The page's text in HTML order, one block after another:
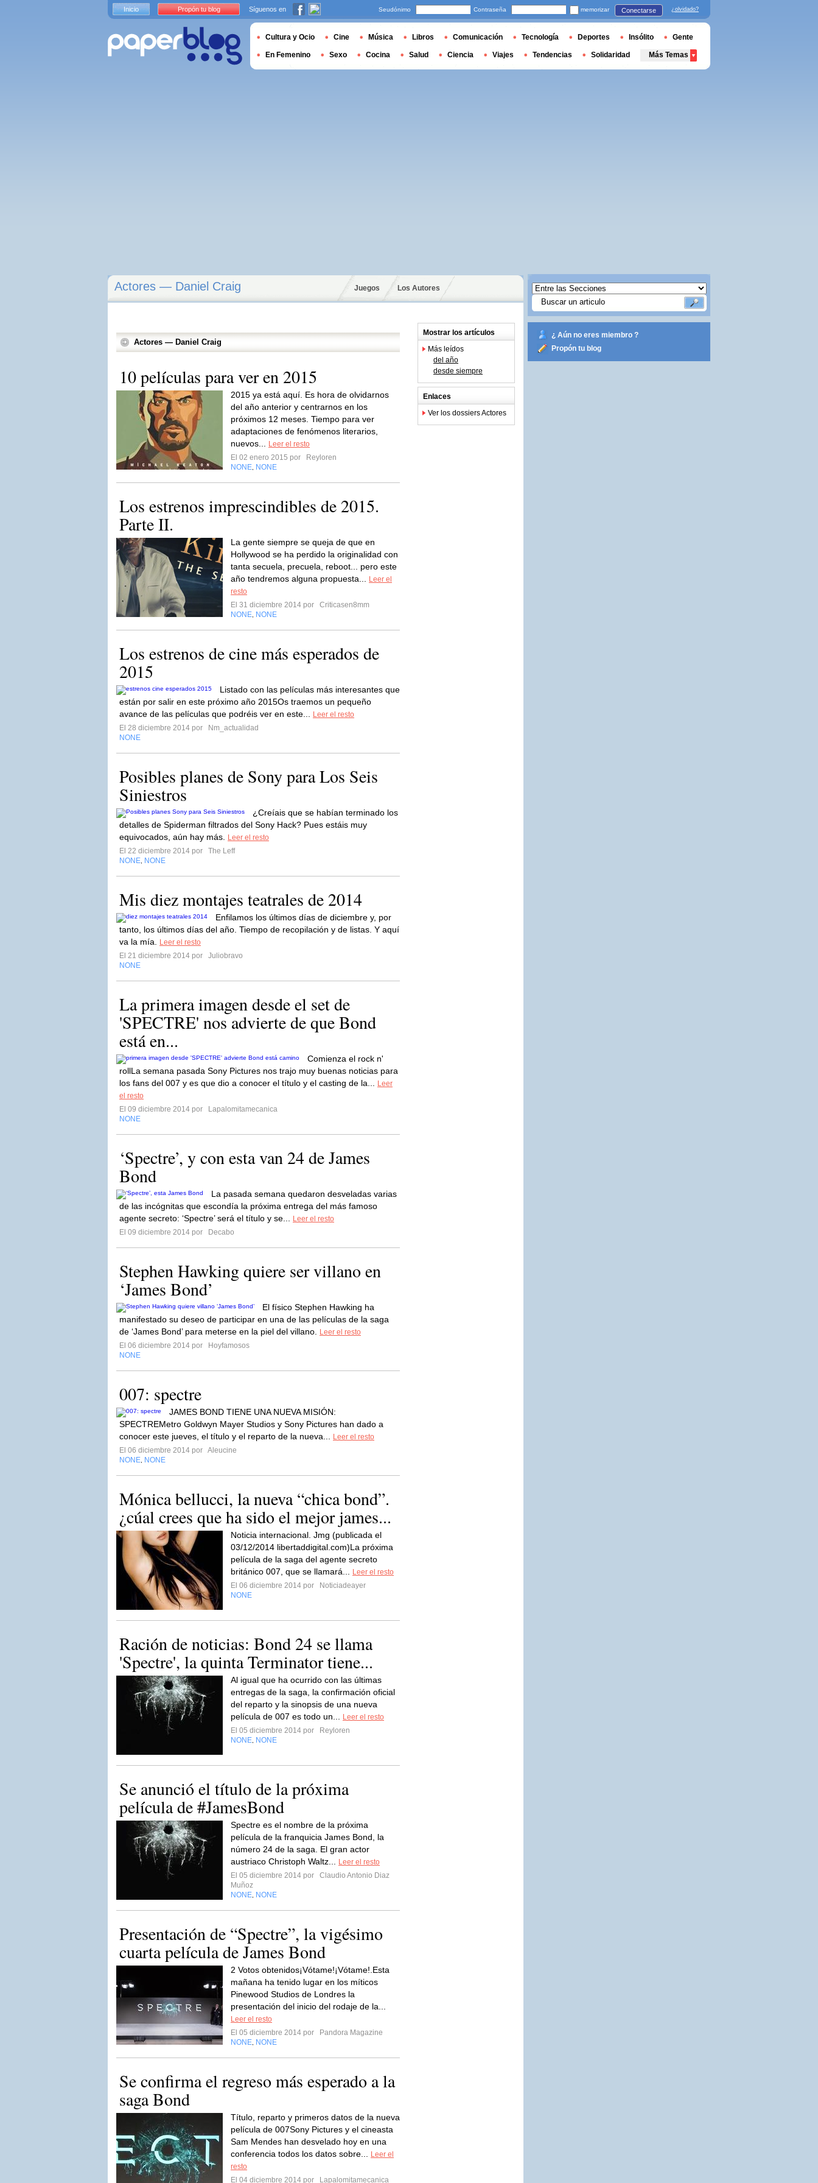
Actores — Daniel Craig Juegos Los Autores
Actores — Daniel Craig
10 películas para ver en 2015
2015 ya está aquí. Es hora de olvidarnos
del año anterior y centrarnos en los
próximos 12 meses. Tiempo para ver
adaptaciones de fenómenos literarios,
nuevos...
Leer el resto
El 02 enero 2015 por
Reyloren
NONE NONE
Los estrenos imprescindibles de 2015.
Parte II.
La gente siempre se queja de que en
Hollywood se ha perdido la originalidad con
tanta secuela, precuela, reboot... pero este
año tendremos alguna propuesta...
Leer el
resto
El 31 diciembre 2014 por
Criticasen8mm
NONE NONE
Los estrenos de cine más esperados de
2015
Listado con las películas más interesantes que
están por salir en este próximo año 2015Os traemos un pequeño
avance de las películas que podréis ver en este...
Leer el resto
El 28 diciembre 2014 por
Nm_actualidad
NONE
Posibles planes de Sony para Los Seis
Siniestros
¿Creíais que se habían terminado los
detalles de Spiderman filtrados del Sony Hack? Pues estáis muy
equivocados, aún hay más.
Leer el resto
El 22 diciembre 2014 por
The Leff
NONE NONE
Mis diez montajes teatrales de 2014
Enfilamos los últimos días de diciembre y, por
tanto, los últimos días del año. Tiempo de recopilación y de listas. Y aquí
va la mía.
Leer el resto
El 21 diciembre 2014 por
Juliobravo
NONE
La primera imagen desde el set de
'SPECTRE' nos advierte de que Bond
está en...
Comienza el rock n'
rollLa semana pasada Sony Pictures nos trajo muy buenas noticias para
los fans del 007 y es que dio a conocer el título y el casting de la...
Leer
el resto
El 09 diciembre 2014 por
Lapalomitamecanica
NONE
‘Spectre’, y con esta van 24 de James
Bond
La pasada semana quedaron desveladas varias
de las incógnitas que escondía la próxima entrega del más famoso
agente secreto: ‘Spectre’ será el título y se...
Leer el resto
El 09 diciembre 2014 por
Decabo
Stephen Hawking quiere ser villano en
‘James Bond’
El físico Stephen Hawking ha
manifestado su deseo de participar en una de las películas de la saga
de ‘James Bond’ para meterse en la piel del villano.
Leer el resto
El 06 diciembre 2014 por
Hoyfamosos
NONE
007: spectre
JAMES BOND TIENE UNA NUEVA MISIÓN:
SPECTREMetro Goldwyn Mayer Studios y Sony Pictures han dado a
conocer este jueves, el título y el reparto de la nueva...
Leer el resto
El 06 diciembre 2014 por Aleucine
NONE NONE
Mónica bellucci, la nueva “chica bond”.
¿cúal crees que ha sido el mejor james...
Noticia internacional. Jmg (publicada el
03/12/2014 libertaddigital.com)La próxima
película de la saga del agente secreto
británico 007, que se llamará...
Leer el resto
El 06 diciembre 2014 por
Noticiadeayer
NONE
Ración de noticias: Bond 24 se llama
'Spectre', la quinta Terminator tiene...
Al igual que ha ocurrido con las últimas
entregas de la saga, la confirmación oficial
del reparto y la sinopsis de una nueva
película de 007 es todo un...
Leer el resto
El 05 diciembre 2014 por
Reyloren
NONE NONE
Se anunció el título de la próxima
película de #JamesBond
Spectre es el nombre de la próxima
película de la franquicia James Bond, la
número 24 de la saga. El gran actor
austriaco Christoph Waltz...
Leer el resto
El 05 diciembre 2014 por
Claudio Antonio Diaz
Muñoz
NONE NONE
Presentación de “Spectre”, la vigésimo
cuarta película de James Bond
2 Votos obtenidos¡Vótame!¡Vótame!.Esta
mañana ha tenido lugar en los míticos
Pinewood Studios de Londres la
presentación del inicio del rodaje de la...
Leer el resto
El 05 diciembre 2014 por
Pandora Magazine
NONE NONE
Se confirma el regreso más esperado a la
saga Bond
Título, reparto y primeros datos de la nueva
película de 007Sony Pictures y el cineasta
Sam Mendes han desvelado hoy en una
conferencia todos los datos sobre...
Leer el
resto
El 04 diciembre 2014 por
Lapalomitamecanica
Mostrar los artículos
Más leídos
del año
desde siempre
Enlaces
Ver los dossiers Actores
¿ Aún no eres miembro ?
Propón tu blog
Inicio Propón tu blog Síguenos en Seudónimo Contraseña memorizar Conectarse ¿olvidado?
Cultura y Ocio Cine Música Libros Comunicación Tecnología Deportes Insólito Gente
En Femenino Sexo Cocina Salud Ciencia Viajes Tendencias Solidaridad Más Temas